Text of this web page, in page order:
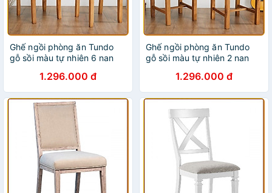
Ghế ngồi phòng ăn Tundo
gỗ sồi màu tự nhiên 6 nan
1.296.000 đ
Ghế ngồi phòng ăn Tundo
gỗ sồi màu tự nhiên 2 nan
1.296.000 đ